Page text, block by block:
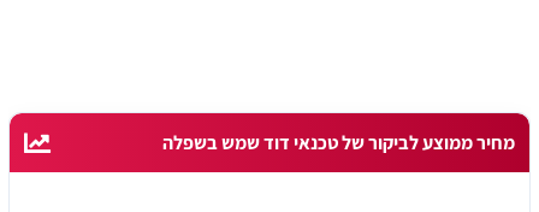
מחיר ממוצע לביקור של טכנאי דוד שמש בשפלה